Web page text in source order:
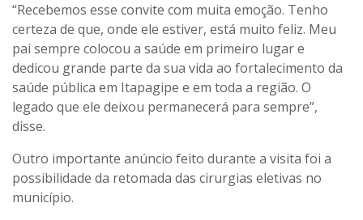
“Recebemos esse convite com muita emoção. Tenho
certeza de que, onde ele estiver, está muito feliz. Meu
pai sempre colocou a saúde em primeiro lugar e
dedicou grande parte da sua vida ao fortalecimento da
saúde pública em Itapagipe e em toda a região. O
legado que ele deixou permanecerá para sempre”,
disse.
Outro importante anúncio feito durante a visita foi a
possibilidade da retomada das cirurgias eletivas no
município.